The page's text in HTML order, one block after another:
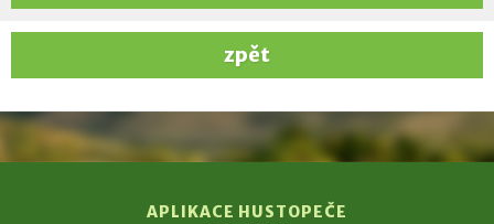
zpět
APLIKACE HUSTOPEČE